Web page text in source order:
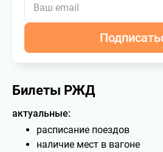
Билеты РЖД
актуальные:
расписание поездов
наличие мест в вагоне